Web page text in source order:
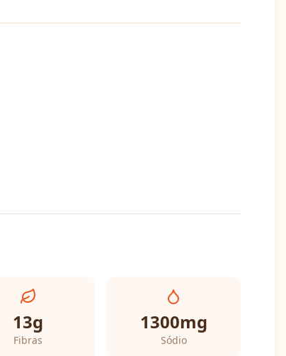
13g
Fibras
1300mg
Sódio